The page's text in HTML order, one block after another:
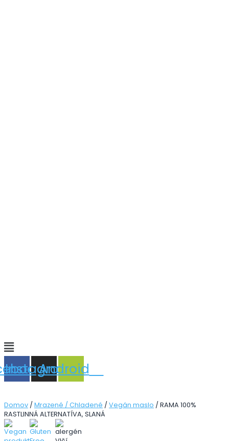
Main
Menu
Instagram
Android
Domov / Mrazené / Chladené / Vegán maslo / RAMA 100%
RASTLINNÁ ALTERNATÍVA, SLANÁ